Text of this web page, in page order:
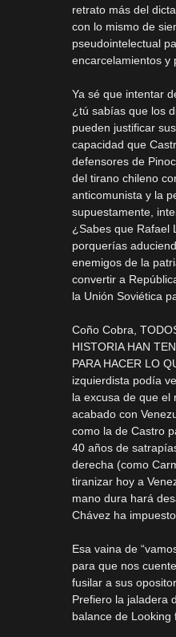
retrato más del
con lo mismo de
pseudointelectual
encarcelamientos y
Ya sé que intentar
¿tú sabías que los
pueden justificar
capacidad que
defensores de
del tirano chileno
anticomunista y la
supuestamente,
¿Sabes que Rafael
porquerías
enemigos de la
convertir a
la Unión Soviética
Coño Cobra,
HISTORIA HAN
PARA HACER LO
izquierdista podía
la excusa de que el
acabado con
como la de Castro
40 años de
derecha (como
tiranizar hoy a
mano dura hará
Chávez ha impuesto.
Esa vaina de
para que nos
fusilar a sus
Prefiero la jaladera
balance de Looking